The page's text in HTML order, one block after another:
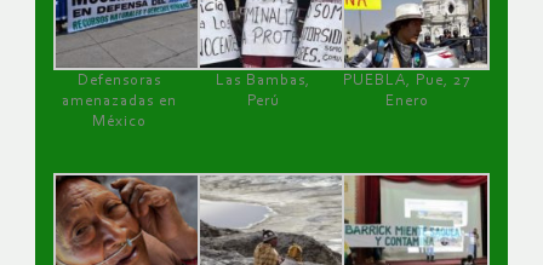
Defensoras
amenazadas en
México
Las Bambas,
Perú
PUEBLA, Pue, 27
Enero